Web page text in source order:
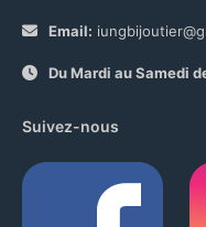
Email:
Du Mardi au Samedi
Suivez-nous